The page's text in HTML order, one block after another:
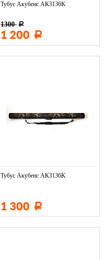
Тубус Акубенс АК3136K
1300 Р
1 200 Р
Тубус Акубенс АК3136K
1 300 Р